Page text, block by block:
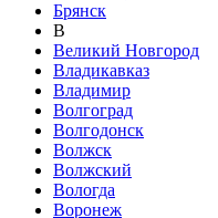
Брянск
В
Великий Новгород
Владикавказ
Владимир
Волгоград
Волгодонск
Волжск
Волжский
Вологда
Воронеж